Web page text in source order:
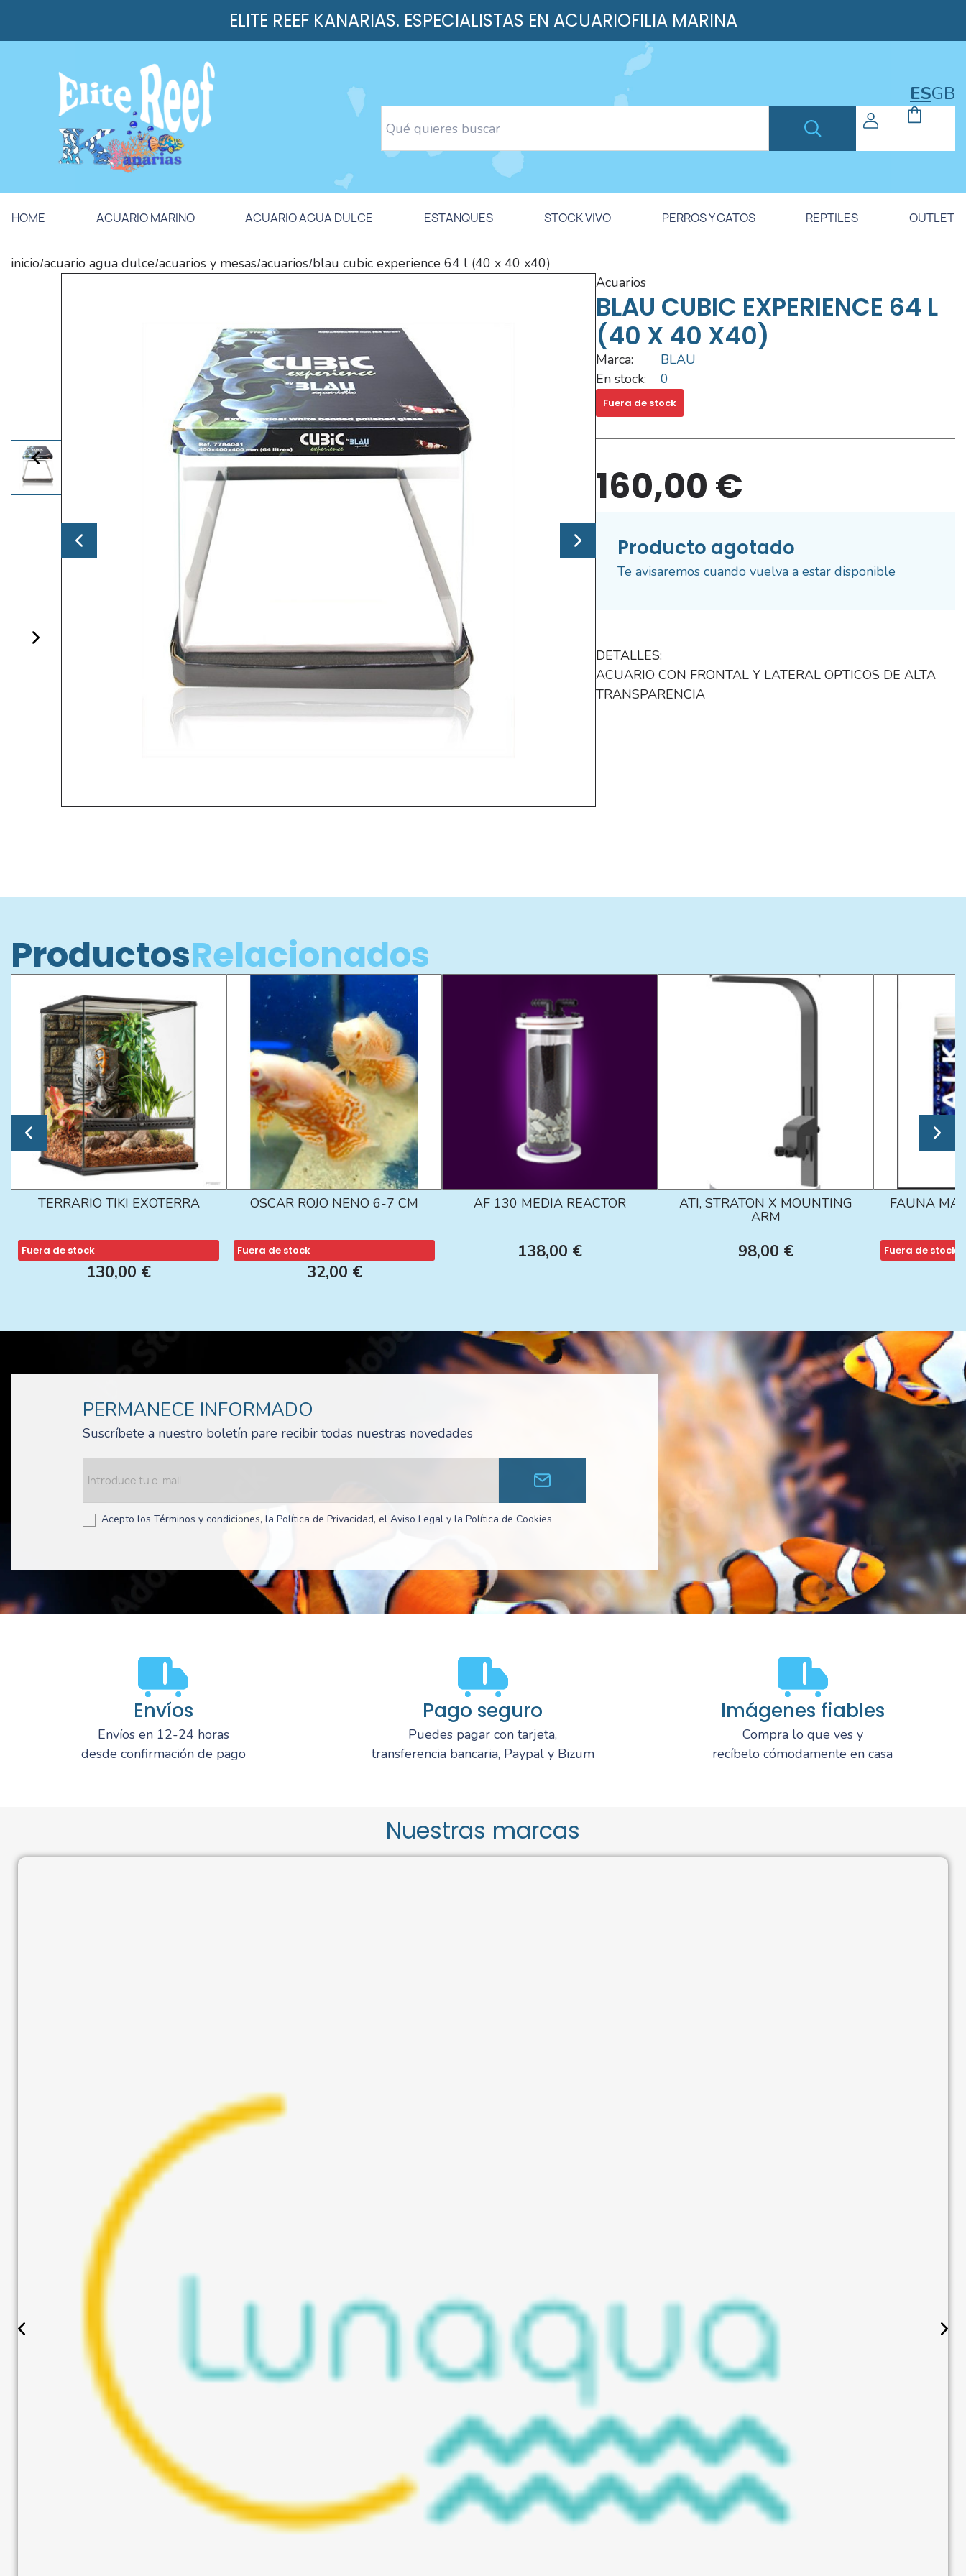
ELITE REEF KANARIAS. ESPECIALISTAS EN ACUARIOFILIA MARINA
ESGB
HOME ACUARIO MARINO ACUARIO AGUA DULCE ESTANQUES STOCK VIVO PERROS Y GATOS REPTILES OUTLET
inicio/acuario agua dulce/acuarios y mesas/acuarios/blau cubic experience 64 l (40 x 40 x40)
acuarios
BLAU CUBIC EXPERIENCE 64 L
(40 X 40 X40)
Marca:
BLAU
En stock:
0
Fuera de stock
160,00 €
Producto agotado
Te avisaremos cuando vuelva a estar disponible
DETALLES:
ACUARIO CON FRONTAL Y LATERAL OPTICOS DE ALTA
TRANSPARENCIA
ProductosRelacionados
TERRARIO TIKI EXOTERRA
Fuera de stock
130,00 €
OSCAR ROJO NENO 6-7 CM
Fuera de stock
32,00 €
AF 130 MEDIA REACTOR
138,00 €
ATI, STRATON X MOUNTING
ARM
98,00 €
FAUNA
Fuera de stock
PERMANECE INFORMADO
Suscríbete a nuestro boletín pare recibir todas nuestras novedades
Acepto los Términos y condiciones, la Política de Privacidad, el Aviso Legal y la Política de Cookies
Envíos
Envíos en 12-24 horas
desde confirmación de pago
Pago seguro
Puedes pagar con tarjeta,
transferencia bancaria, Paypal y Bizum
Imágenes fiables
Compra lo que ves y
recíbelo cómodamente en casa
Nuestras marcas